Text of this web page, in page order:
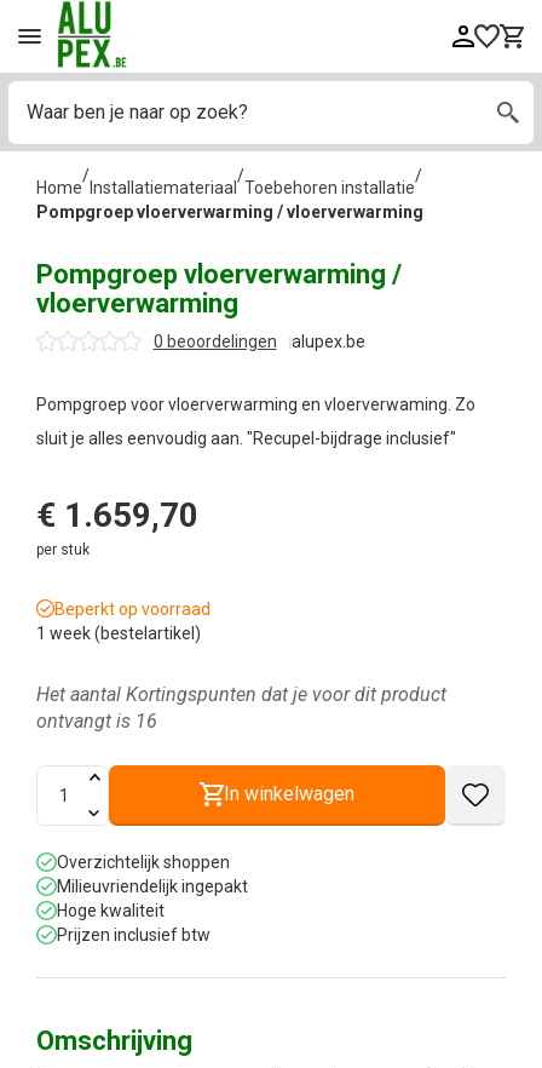
Home
/
Installatiemateriaal
/
Toebehoren installatie
/
Pompgroep vloerverwarming / vloerverwarming
Pompgroep vloerverwarming /
vloerverwarming
0 beoordelingen alupex.be
Pompgroep voor vloerverwarming en vloerverwaming. Zo
sluit je alles eenvoudig aan. "Recupel-bijdrage inclusief"
€ 1.659,70
per stuk
Beperkt op voorraad
1 week (bestelartikel)
Het aantal Kortingspunten dat je voor dit product
ontvangt is 16
In winkelwagen
Overzichtelijk shoppen
Milieuvriendelijk ingepakt
Hoge kwaliteit
Prijzen inclusief btw
Omschrijving